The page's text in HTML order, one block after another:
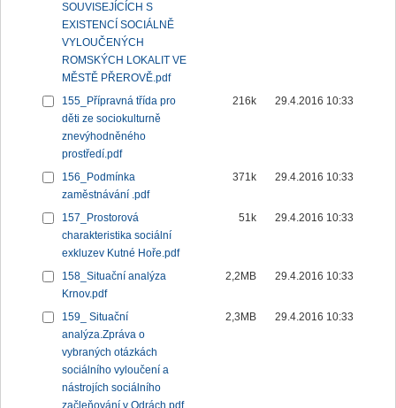
SOUVISEJÍCÍCH S
EXISTENCÍ SOCIÁLNĚ
VYLOUČENÝCH
ROMSKÝCH LOKALIT VE
MĚSTĚ PŘEROVĚ.pdf
155_Přípravná třída pro
děti ze sociokulturně
znevýhodněného
prostředí.pdf
216k 29.4.2016 10:33
156_Podmínka
zaměstnávání .pdf
371k 29.4.2016 10:33
157_Prostorová
charakteristika sociální
exkluzev Kutné Hoře.pdf
51k 29.4.2016 10:33
158_Situační analýza
Krnov.pdf
2,2MB 29.4.2016 10:33
159_ Situační
analýza.Zpráva o
vybraných otázkách
sociálního vyloučení a
nástrojích sociálního
2,3MB 29.4.2016 10:33